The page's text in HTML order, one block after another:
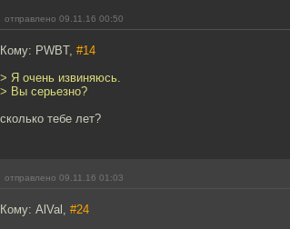
отправлено 09.11.16 00:50
Кому: PWBT, #14
> Я очень извиняюсь.
> Вы серьезно?
сколько тебе лет?
отправлено 09.11.16 01:03
Кому: AlVal, #24